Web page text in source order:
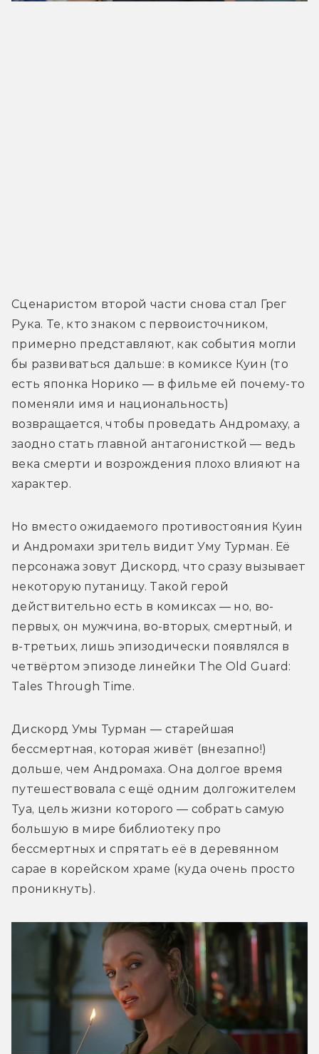
Сценаристом второй части снова стал Грег
Рука. Те, кто знаком с первоисточником,
примерно представляют, как события могли
бы развиваться дальше: в комиксе Куин (то
есть японка Норико — в фильме ей почему-то
поменяли имя и национальность)
возвращается, чтобы проведать Андромаху, а
заодно стать главной антагонисткой — ведь
века смерти и возрождения плохо влияют на
характер.
Но вместо ожидаемого противостояния Куин
и Андромахи зритель видит Уму Турман. Её
персонажа зовут Дискорд, что сразу вызывает
некоторую путаницу. Такой герой
действительно есть в комиксах — но, во-
первых, он мужчина, во-вторых, смертный, и
в-третьих, лишь эпизодически появлялся в
четвёртом эпизоде линейки The Old Guard:
Tales Through Time.
Дискорд Умы Турман — старейшая
бессмертная, которая живёт (внезапно!)
дольше, чем Андромаха. Она долгое время
путешествовала с ещё одним долгожителем
Туа, цель жизни которого — собрать самую
большую в мире библиотеку про
бессмертных и спрятать её в деревянном
сарае в корейском храме (куда очень просто
проникнуть).